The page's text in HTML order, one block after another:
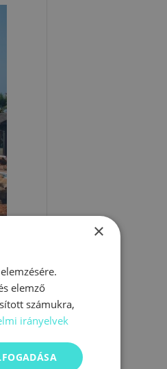
×
elemző
számukra,
irányelvek